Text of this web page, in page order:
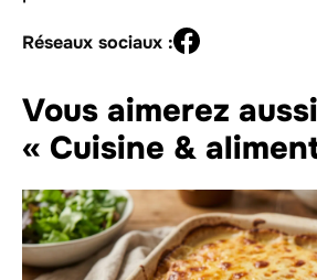
Réseaux sociaux :
Vous aimerez
« Cuisine &